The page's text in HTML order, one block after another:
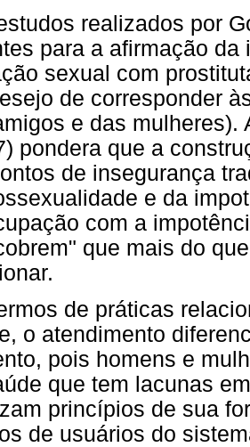
realizados por
para a afirmação
sexual com
de corresponder
e das mulheres).
pondera que a
de insegurança
e da
com a
que mais do
de práticas
o atendimento
pois homens e
que tem lacunas
princípios de sua
de usuários do